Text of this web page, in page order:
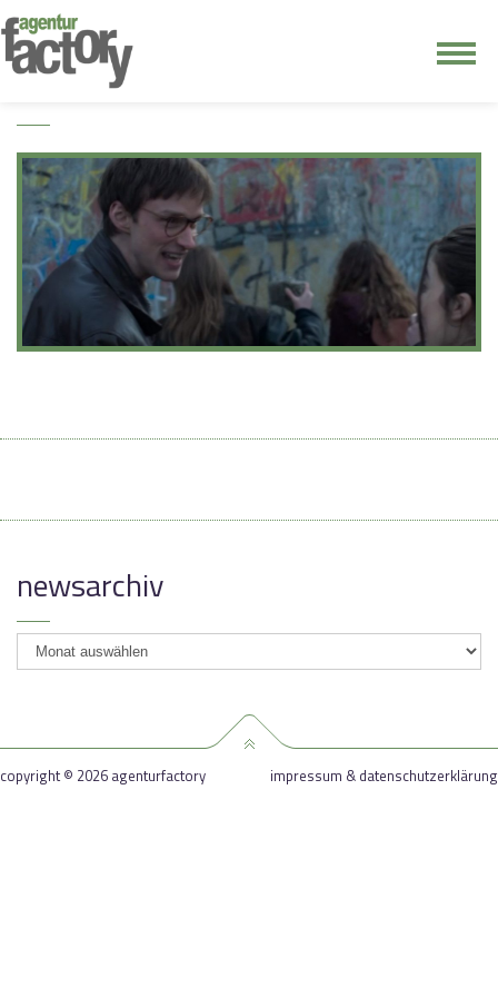
kontakt
newsarchiv
newsarchiv
copyright © 2026 agenturfactory impressum & datenschutzerklärung